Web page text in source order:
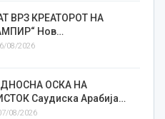
ВРЗ КРЕАТОРОТ НА
Нов…
08/2026
ОСКА НА
Саудиска Арабија…
08/2026